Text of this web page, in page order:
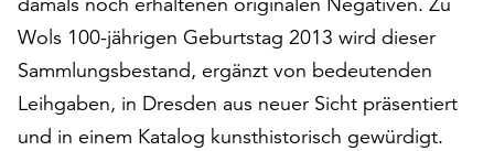
und
widerrufen.
Dafür
steht
Ihnen
Wols 100-jährigen Geburtstag 2013 wird dieser
Sammlungsbestand, ergänzt von bedeutenden
Leihgaben, in Dresden aus neuer Sicht präsentiert
und in einem Katalog kunsthistorisch gewürdigt.